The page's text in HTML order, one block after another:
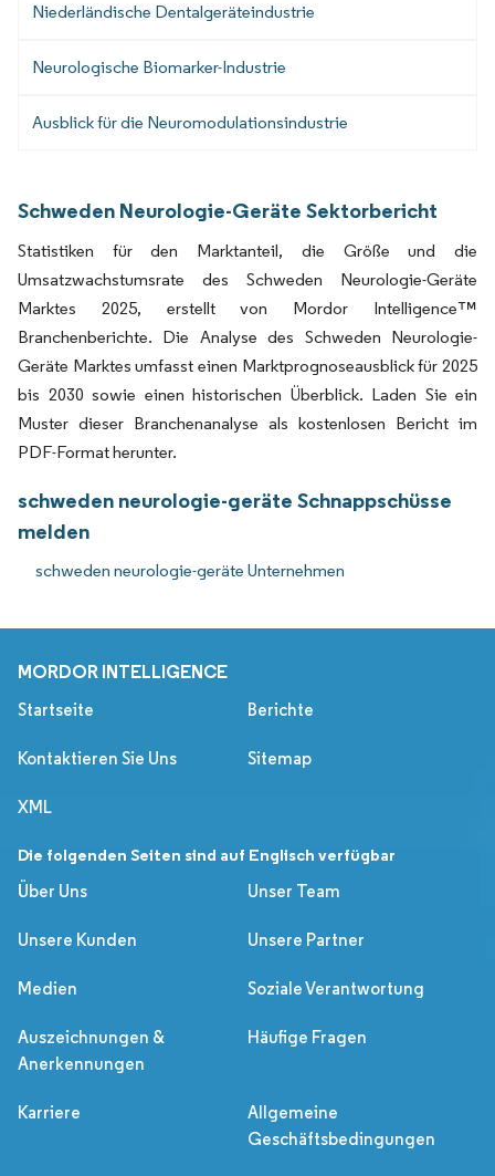
Niederländische Dentalgeräteindustrie
Neurologische Biomarker-Industrie
Ausblick für die Neuromodulationsindustrie
Schweden Neurologie-Geräte Sektorbericht
Statistiken für den Marktanteil, die Größe und die
Umsatzwachstumsrate des Schweden Neurologie-Geräte
Marktes 2025, erstellt von Mordor Intelligence™
Branchenberichte. Die Analyse des Schweden Neurologie-
Geräte Marktes umfasst einen Marktprognoseausblick für 2025
bis 2030 sowie einen historischen Überblick. Laden Sie ein
Muster dieser Branchenanalyse als kostenlosen Bericht im
PDF-Format herunter.
schweden neurologie-geräte Schnappschüsse
melden
schweden neurologie-geräte Unternehmen
MORDOR INTELLIGENCE
Startseite Berichte
Kontaktieren Sie Uns Sitemap
XML
Die folgenden Seiten sind auf Englisch verfügbar
Über Uns
Unser Team
Unsere Kunden Unsere Partner
Medien Soziale Verantwortung
Auszeichnungen &
Anerkennungen
Häufige Fragen
Karriere
Allgemeine
Geschäftsbedingungen